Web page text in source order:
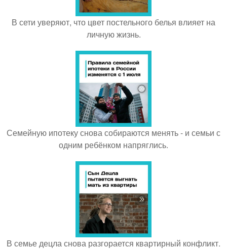
В сети уверяют, что цвет постельного белья влияет на
личную жизнь.
Семейную ипотеку снова собираются менять - и семьи с
одним ребёнком напряглись.
В семье децла снова разгорается квартирный конфликт.